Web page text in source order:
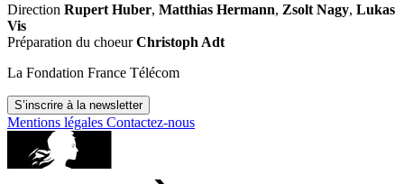
Direction Rupert Huber, Matthias Hermann, Zsolt Nagy, Lukas
Vis
Préparation du choeurChristoph Adt
La Fondation France Télécom
S’inscrire à la newsletter
Mentions légales Contactez-nous